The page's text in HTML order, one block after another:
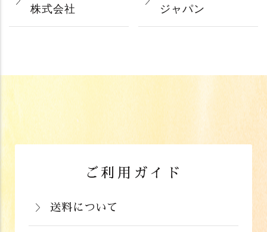
株式会社
ジャパン
ご利用ガイド
送料について
岡山県：704円(税込)